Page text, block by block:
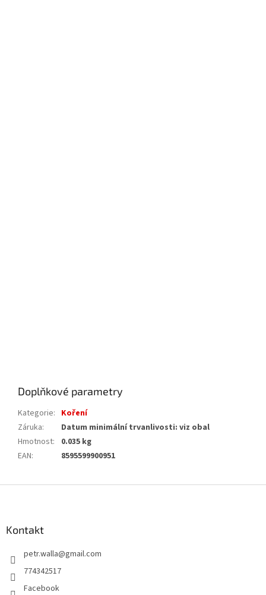
Doplňkové parametry
Kategorie: Koření
Záruka:
Datum minimální trvanlivosti: viz obal
Hmotnost:
0.035 kg
EAN: 8595599900951
Kontakt
petr.walla@gmail.com
774342517
Facebook